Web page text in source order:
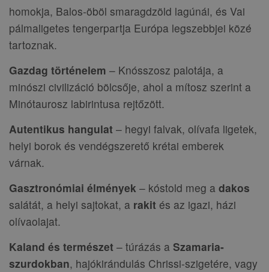
homokja, Balos-öböl smaragdzöld lagúnái, és Vai
pálmaligetes tengerpartja Európa legszebbjei közé
tartoznak.
Gazdag történelem – Knósszosz palotája, a
minószi civilizáció bölcsője, ahol a mítosz szerint a
Minótaurosz labirintusa rejtőzött.
Autentikus hangulat – hegyi falvak, olívafa ligetek,
helyi borok és vendégszerető krétai emberek
várnak.
Gasztronómiai élmények – kóstold meg a dakos
salátát, a helyi sajtokat, a rakit és az igazi, házi
olívaolajat.
Kaland és természet – túrázás a Szamaria-
szurdokban, hajókirándulás Chrissi-szigetére, vagy